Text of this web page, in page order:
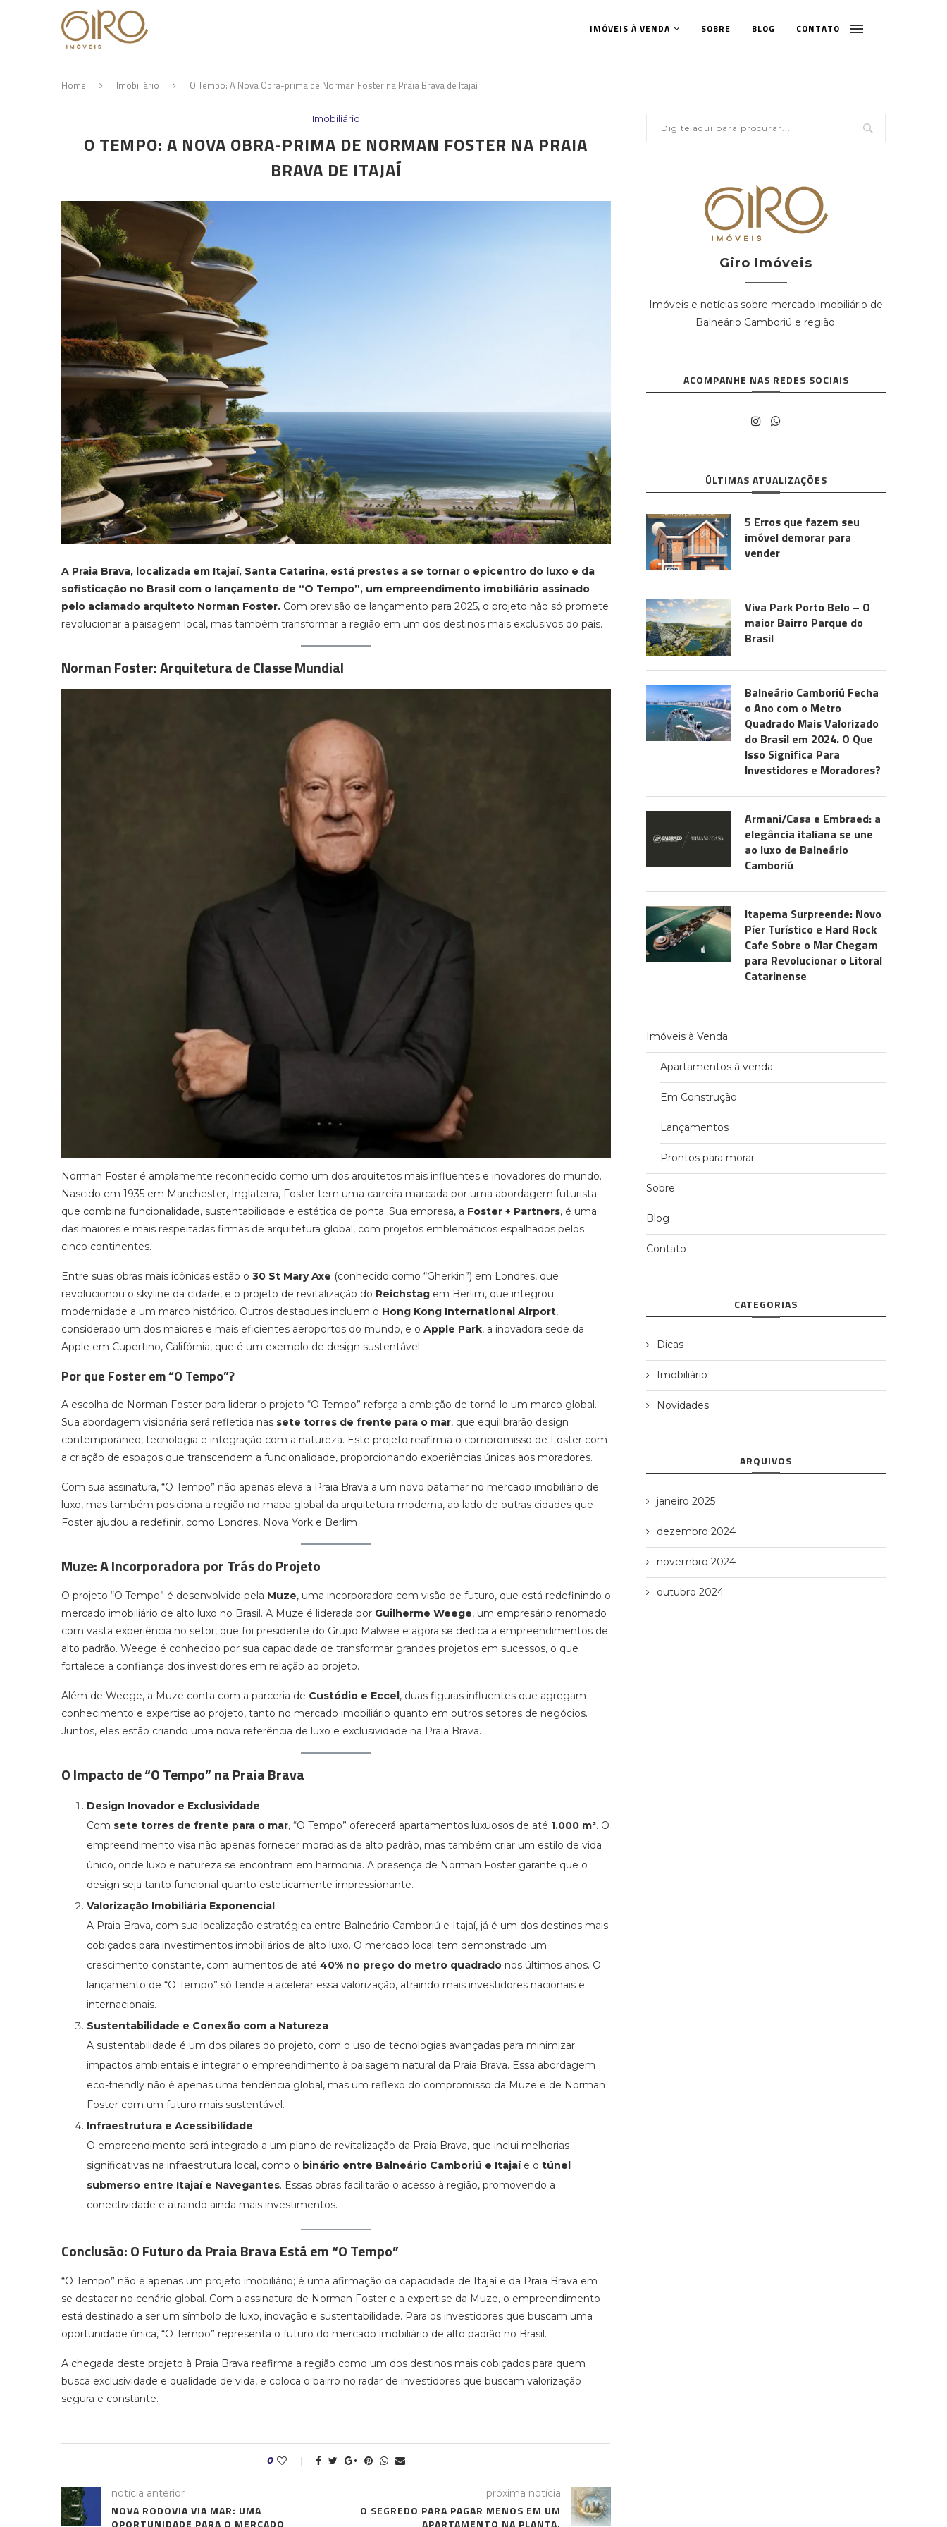
IMÓVEIS À VENDA SOBRE BLOG CONTATO
Home Imobiliário O Tempo: A Nova Obra-prima de Norman Foster na Praia Brava de Itajaí
Imobiliário
O TEMPO: A NOVA OBRA-PRIMA DE NORMAN FOSTER NA PRAIA
BRAVA DE ITAJAÍ
A Praia Brava, localizada em Itajaí, Santa Catarina, está prestes a se tornar o epicentro do luxo e da
sofisticação no Brasil com o lançamento de “O Tempo”, um empreendimento imobiliário assinado
pelo aclamado arquiteto Norman Foster. Com previsão de lançamento para 2025, o projeto não só promete
revolucionar a paisagem local, mas também transformar a região em um dos destinos mais exclusivos do país.
Norman Foster: Arquitetura de Classe Mundial
Norman Foster é amplamente reconhecido como um dos arquitetos mais influentes e inovadores do mundo.
Nascido em 1935 em Manchester, Inglaterra, Foster tem uma carreira marcada por uma abordagem futurista
que combina funcionalidade, sustentabilidade e estética de ponta. Sua empresa, a Foster + Partners, é uma
das maiores e mais respeitadas firmas de arquitetura global, com projetos emblemáticos espalhados pelos
cinco continentes.
Entre suas obras mais icônicas estão o 30 St Mary Axe (conhecido como “Gherkin”) em Londres, que
revolucionou o skyline da cidade, e o projeto de revitalização do Reichstag em Berlim, que integrou
modernidade a um marco histórico. Outros destaques incluem o Hong Kong International Airport,
considerado um dos maiores e mais eficientes aeroportos do mundo, e o Apple Park, a inovadora sede da
Apple em Cupertino, Califórnia, que é um exemplo de design sustentável.
Por que Foster em “O Tempo”?
A escolha de Norman Foster para liderar o projeto “O Tempo” reforça a ambição de torná-lo um marco global.
Sua abordagem visionária será refletida nas sete torres de frente para o mar, que equilibrarão design
contemporâneo, tecnologia e integração com a natureza. Este projeto reafirma o compromisso de Foster com
a criação de espaços que transcendem a funcionalidade, proporcionando experiências únicas aos moradores.
Com sua assinatura, “O Tempo” não apenas eleva a Praia Brava a um novo patamar no mercado imobiliário de
luxo, mas também posiciona a região no mapa global da arquitetura moderna, ao lado de outras cidades que
Foster ajudou a redefinir, como Londres, Nova York e Berlim
Muze: A Incorporadora por Trás do Projeto
O projeto “O Tempo” é desenvolvido pela Muze, uma incorporadora com visão de futuro, que está redefinindo o
mercado imobiliário de alto luxo no Brasil. A Muze é liderada por Guilherme Weege, um empresário renomado
com vasta experiência no setor, que foi presidente do Grupo Malwee e agora se dedica a empreendimentos de
alto padrão. Weege é conhecido por sua capacidade de transformar grandes projetos em sucessos, o que
fortalece a confiança dos investidores em relação ao projeto.
Além de Weege, a Muze conta com a parceria de Custódio e Eccel, duas figuras influentes que agregam
conhecimento e expertise ao projeto, tanto no mercado imobiliário quanto em outros setores de negócios.
Juntos, eles estão criando uma nova referência de luxo e exclusividade na Praia Brava.
O Impacto de “O Tempo” na Praia Brava
Design Inovador e Exclusividade
Com sete torres de frente para o mar, “O Tempo” oferecerá apartamentos luxuosos de até 1.000 m². O
empreendimento visa não apenas fornecer moradias de alto padrão, mas também criar um estilo de vida
único, onde luxo e natureza se encontram em harmonia. A presença de Norman Foster garante que o
design seja tanto funcional quanto esteticamente impressionante.
Valorização Imobiliária Exponencial
A Praia Brava, com sua localização estratégica entre Balneário Camboriú e Itajaí, já é um dos destinos mais
cobiçados para investimentos imobiliários de alto luxo. O mercado local tem demonstrado um
crescimento constante, com aumentos de até 40% no preço do metro quadrado nos últimos anos. O
lançamento de “O Tempo” só tende a acelerar essa valorização, atraindo mais investidores nacionais e
internacionais.
Sustentabilidade e Conexão com a Natureza
A sustentabilidade é um dos pilares do projeto, com o uso de tecnologias avançadas para minimizar
impactos ambientais e integrar o empreendimento à paisagem natural da Praia Brava. Essa abordagem
eco-friendly não é apenas uma tendência global, mas um reflexo do compromisso da Muze e de Norman
Foster com um futuro mais sustentável.
Infraestrutura e Acessibilidade
O empreendimento será integrado a um plano de revitalização da Praia Brava, que inclui melhorias
significativas na infraestrutura local, como o binário entre Balneário Camboriú e Itajaíe o túnel
submerso entre Itajaí e Navegantes. Essas obras facilitarão o acesso à região, promovendo a
conectividade e atraindo ainda mais investimentos.
Conclusão: O Futuro da Praia Brava Está em “O Tempo”
“O Tempo” não é apenas um projeto imobiliário; é uma afirmação da capacidade de Itajaí e da Praia Brava em
se destacar no cenário global. Com a assinatura de Norman Foster e a expertise da Muze, o empreendimento
está destinado a ser um símbolo de luxo, inovação e sustentabilidade. Para os investidores que buscam uma
oportunidade única, “O Tempo” representa o futuro do mercado imobiliário de alto padrão no Brasil.
A chegada deste projeto à Praia Brava reafirma a região como um dos destinos mais cobiçados para quem
busca exclusividade e qualidade de vida, e coloca o bairro no radar de investidores que buscam valorização
segura e constante.
0
notícia anterior
NOVA RODOVIA VIA MAR: UMA
OPORTUNIDADE PARA O MERCADO
próxima notícia
O SEGREDO PARA PAGAR MENOS EM UM
APARTAMENTO NA PLANTA.
Giro Imóveis
Imóveis e notícias sobre mercado imobiliário de
Balneário Camboriú e região.
ACOMPANHE NAS REDES SOCIAIS
ÚLTIMAS ATUALIZAÇÕES
5 Erros que fazem seu
imóvel demorar para
vender
Viva Park Porto Belo – O
maior Bairro Parque do
Brasil
Balneário Camboriú Fecha
o Ano com o Metro
Quadrado Mais Valorizado
do Brasil em 2024. O Que
Isso Significa Para
Investidores e Moradores?
Armani/Casa e Embraed: a
elegância italiana se une
ao luxo de Balneário
Camboriú
Itapema Surpreende: Novo
Píer Turístico e Hard Rock
Cafe Sobre o Mar Chegam
para Revolucionar o Litoral
Catarinense
Imóveis à Venda
Apartamentos à venda
Em Construção
Lançamentos
Prontos para morar
Sobre
Blog
Contato
CATEGORIAS
Dicas
Imobiliário
Novidades
ARQUIVOS
janeiro 2025
dezembro 2024
novembro 2024
outubro 2024